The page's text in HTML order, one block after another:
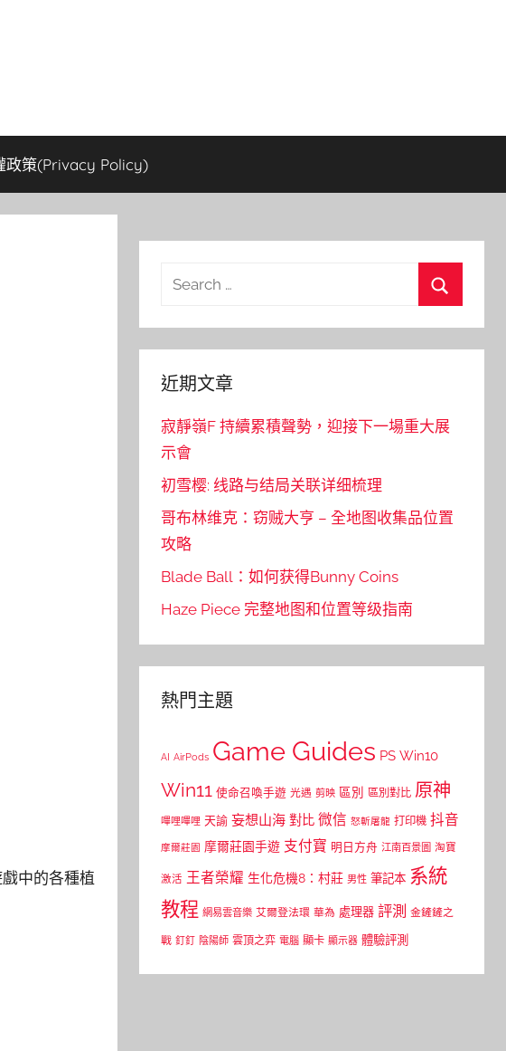
政策(Privacy Policy)
中的各種植
Search
近期文章
寂靜嶺F 持續累積聲勢，迎接下一場重大展
示會
初雪樱: 线路与结局关联详细梳理
哥布林维克：窃贼大亨 – 全地图收集品位置
攻略
Blade Ball：如何获得Bunny Coins
Haze Piece 完整地图和位置等级指南
熱門主題
AI AirPods Game Guides PS Win10
Win11 使命召喚手遊 光遇 剪映 區別 區別對比 原神
嗶哩嗶哩 天諭 妄想山海 對比 微信 怒斬屠龍 打印機 抖音
摩爾莊園 摩爾莊園手遊 支付寶 明日方舟 江南百景圖 淘寶
激活 王者榮耀 生化危機8：村莊 男性 筆記本 系統
教程 網易雲音樂 艾爾登法環 華為 處理器 評測 金鏟鏟之
戰 釘釘 陰陽師 雲頂之弈 電腦 顯卡 顯示器 體驗評測